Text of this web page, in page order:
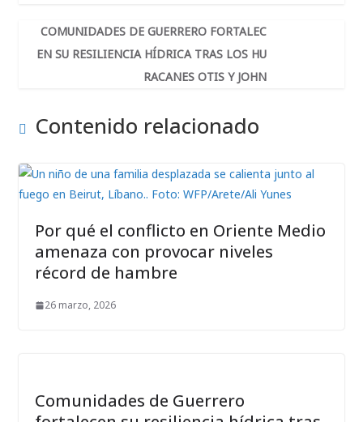
COMUNIDADES DE GUERRERO FORTALEC
EN SU RESILIENCIA HÍDRICA TRAS LOS HU
RACANES OTIS Y JOHN
Contenido relacionado
Por qué el conflicto en Oriente Medio
amenaza con provocar niveles
récord de hambre
26 marzo, 2026
Comunidades de Guerrero